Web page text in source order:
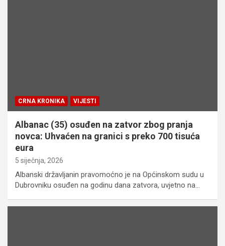
CRNA KRONIKA VIJESTI
Albanac (35) osuđen na zatvor zbog pranja
novca: Uhvaćen na granici s preko 700 tisuća
eura
5 siječnja, 2026
Albanski državljanin pravomoćno je na Općinskom sudu u
Dubrovniku osuđen na godinu dana zatvora, uvjetno na…